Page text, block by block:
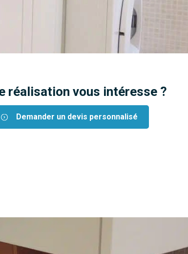
réalisation vous intéresse ?
Demander un devis personnalisé